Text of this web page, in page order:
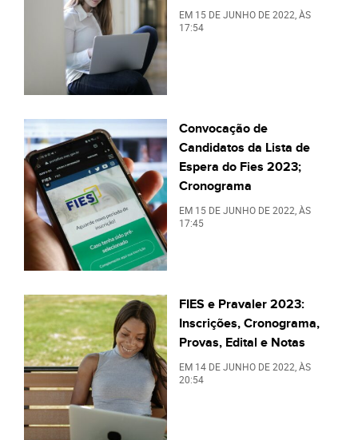
EM 15 DE JUNHO DE 2022, ÀS
17:54
Convocação de
Candidatos da Lista de
Espera do Fies 2023;
Cronograma
EM 15 DE JUNHO DE 2022 , ÀS
17:45
FIES e Pravaler 2023:
Inscrições, Cronograma,
Provas, Edital e Notas
EM 14 DE JUNHO DE 2022 , ÀS
20:54